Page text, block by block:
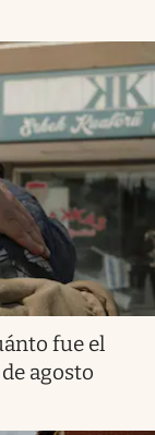
fue el
agosto